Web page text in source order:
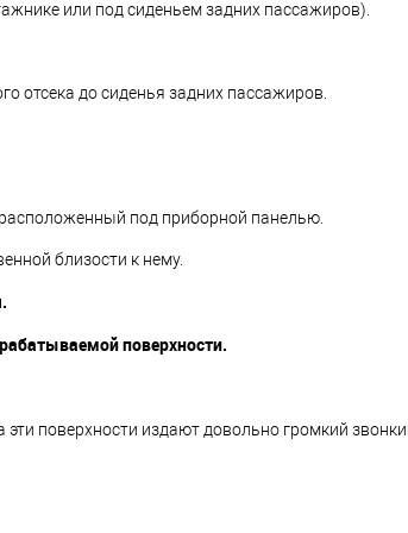
или под сиденьем задних пассажиров).
отсека до сиденья задних пассажиров.
под приборной панелью.
близости к нему.
поверхности.
поверхности издают довольно громкий